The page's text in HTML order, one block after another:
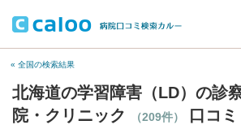
« 全国の検索結果
北海道の学習障害（LD）の診
院・クリニック
（209件） 口コ